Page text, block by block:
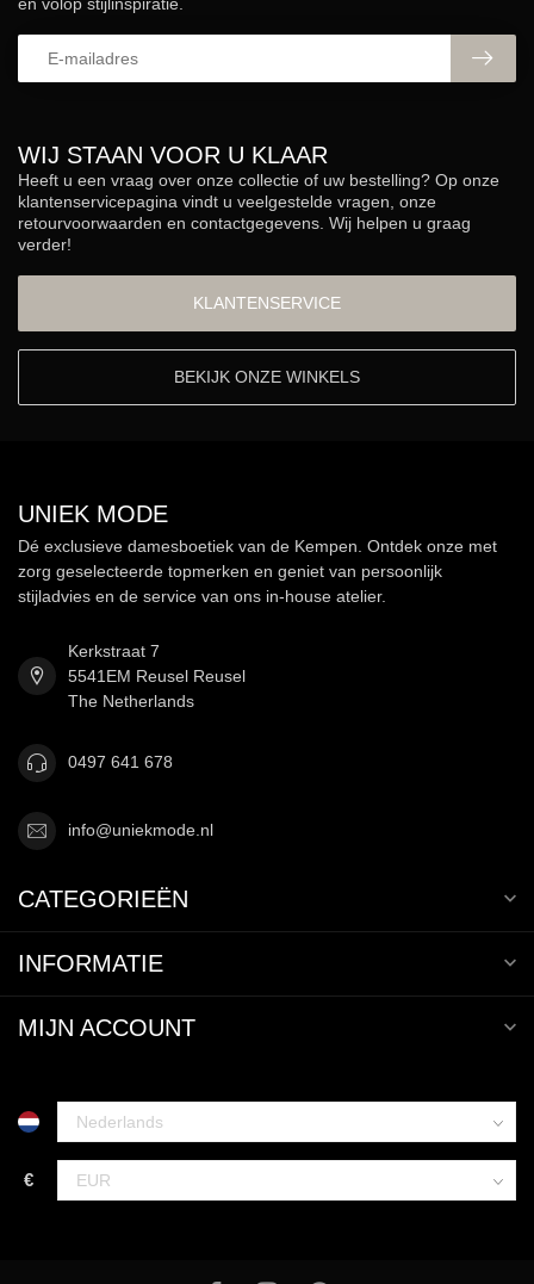
WIJ STAAN VOOR U KLAAR
Heeft u een vraag over onze collectie of uw bestelling? Op onze
klantenservicepagina vindt u veelgestelde vragen, onze
retourvoorwaarden en contactgegevens. Wij helpen u graag
verder!
KLANTENSERVICE
BEKIJK ONZE WINKELS
UNIEK MODE
Dé exclusieve damesboetiek van de Kempen. Ontdek onze met
zorg geselecteerde topmerken en geniet van persoonlijk
stijladvies en de service van ons in-house atelier.
Kerkstraat 7
5541EM Reusel Reusel
The Netherlands
0497 641 678
info@uniekmode.nl
CATEGORIEËN
INFORMATIE
MIJN ACCOUNT
€